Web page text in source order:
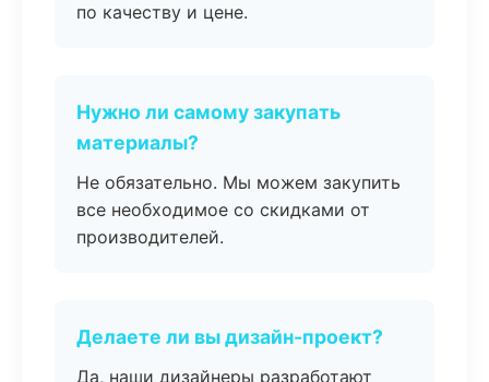
по качеству и цене.
Нужно ли самому закупать
материалы?
Не обязательно. Мы можем закупить
все необходимое со скидками от
производителей.
Делаете ли вы дизайн-проект?
Да, наши дизайнеры разработают